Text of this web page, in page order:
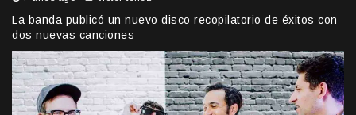
La banda publicó un nuevo disco recopilatorio de éxitos con
dos nuevas canciones